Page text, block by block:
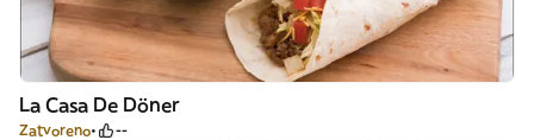
La Casa De Döner
Zatvoreno --